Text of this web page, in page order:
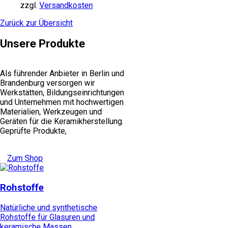
zzgl. Versandkosten
Zurück zur Übersicht
Unsere Produkte
Als führender Anbieter in Berlin und
Brandenburg versorgen wir
Werkstätten, Bildungseinrichtungen
und Unternehmen mit hochwertigen
Materialien, Werkzeugen und
Geräten für die Keramikherstellung.
Geprüfte Produkte,
Zum Shop
Rohstoffe
Natürliche und synthetische
Rohstoffe für Glasuren und